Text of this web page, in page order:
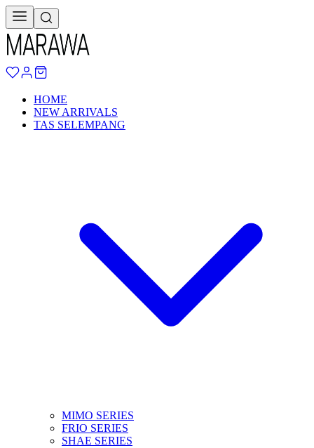
HOME
NEW ARRIVALS
TAS SELEMPANG
MIMO SERIES
FRIO SERIES
SHAE SERIES